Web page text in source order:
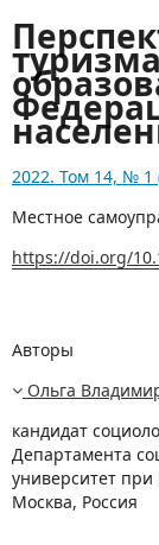
2022. Том 14, № 1
Местное
https://doi.org/
Авторы
Ольга
кандидат
Департамента
университет
Москва, Россия